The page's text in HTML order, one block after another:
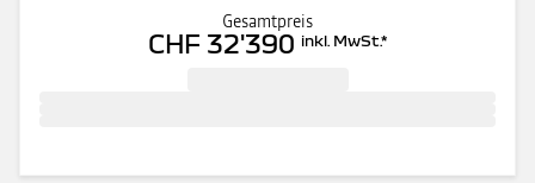
Gesamtpreis
CHF 32'390 inkl. MwSt.*